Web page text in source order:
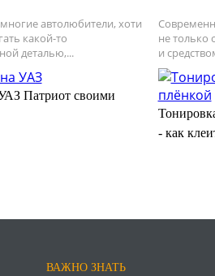
автолюбители, хоти
какой-то
деталью,...
не только
и
Патриот своими
- как
ВАЖНО ЗНАТЬ